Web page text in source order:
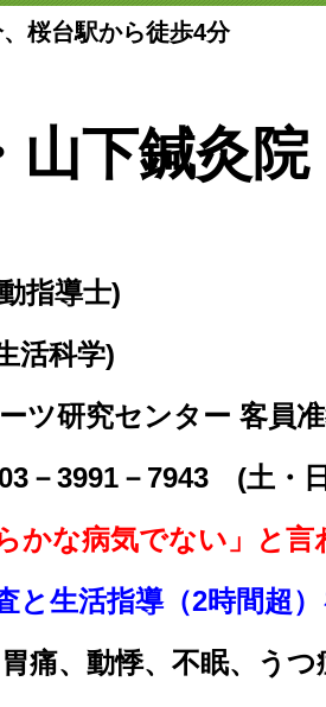
桜台駅から徒歩4分
山下鍼灸院
指導士)
活科学)
ツ研究センター 客員
03－3991－7943 (土・
かな病気でない」と
と生活指導（2時間超
痛、動悸、不眠、うつ